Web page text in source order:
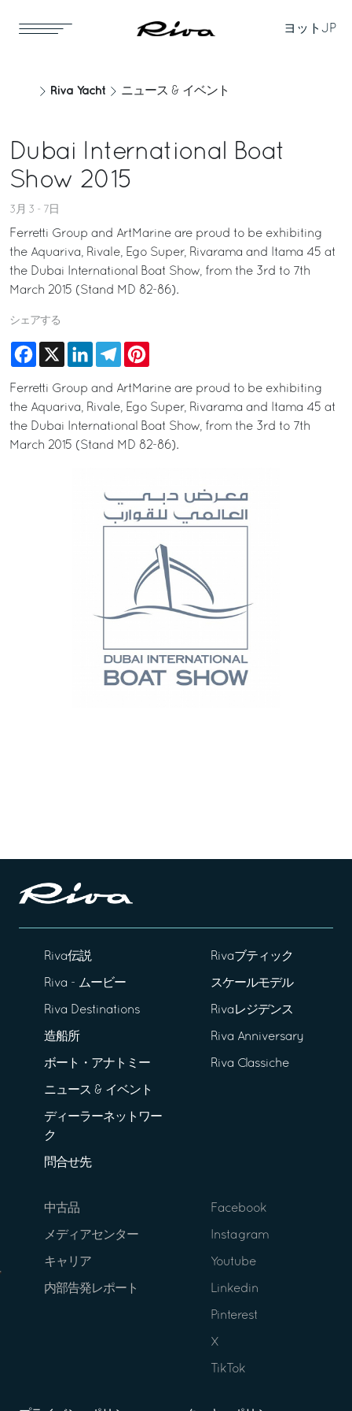
ヨット JP
Riva Yacht ニュース & イベント
Dubai International Boat
Show 2015
3月 3 - 7日
Ferretti Group and ArtMarine are proud to be exhibiting
the Aquariva, Rivale, Ego Super, Rivarama and Itama 45 at
the Dubai International Boat Show, from the 3rd to 7th
March 2015 (Stand MD 82-86).
シェアする
Facebook
X LinkedInTelegram
Ferretti Group and ArtMarine are proud to be exhibiting
the Aquariva, Rivale, Ego Super, Rivarama and Itama 45 at
the Dubai International Boat Show, from the 3rd to 7th
March 2015 (Stand MD 82-86).
Riva伝説
Riva - ムービー
Riva Destinations
造船所
ボート・アナトミー
ニュース & イベント
ディーラーネットワー
ク
問合せ先
Rivaブティック
スケールモデル
Rivaレジデンス
Riva Anniversary
Riva Classiche
中古品
メディアセンター
キャリア
内部告発レポート
Facebook
Instagram
Youtube
Linkedin
Pinterest
X
TikTok